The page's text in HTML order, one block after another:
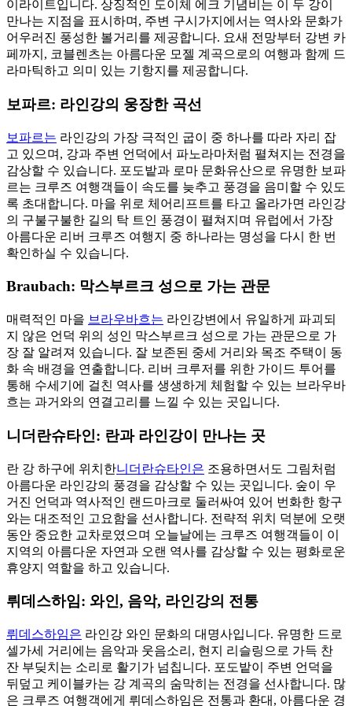
이라이트입니다. 상징적인 도이체 에크 기념비는 이 두 강이
만나는 지점을 표시하며, 주변 구시가지에서는 역사와 문화가
어우러진 풍성한 볼거리를 제공합니다. 요새 전망부터 강변 카
페까지, 코블렌츠는 아름다운 모젤 계곡으로의 여행과 함께 드
라마틱하고 의미 있는 기항지를 제공합니다.
보파르: 라인강의 웅장한 곡선
보파르는 라인강의 가장 극적인 굽이 중 하나를 따라 자리 잡
고 있으며, 강과 주변 언덕에서 파노라마처럼 펼쳐지는 전경을
감상할 수 있습니다. 포도밭과 로마 문화유산으로 유명한 보파
르는 크루즈 여행객들이 속도를 늦추고 풍경을 음미할 수 있도
록 초대합니다. 마을 위로 체어리프트를 타고 올라가면 라인강
의 구불구불한 길의 탁 트인 풍경이 펼쳐지며 유럽에서 가장
아름다운 리버 크루즈 여행지 중 하나라는 명성을 다시 한 번
확인하실 수 있습니다.
Braubach: 막스부르크 성으로 가는 관문
매력적인 마을 브라우바흐는 라인강변에서 유일하게 파괴되
지 않은 언덕 위의 성인 막스부르크 성으로 가는 관문으로 가
장 잘 알려져 있습니다. 잘 보존된 중세 거리와 목조 주택이 동
화 속 배경을 연출합니다. 리버 크루저를 위한 가이드 투어를
통해 수세기에 걸친 역사를 생생하게 체험할 수 있는 브라우바
흐는 과거와의 연결고리를 느낄 수 있는 곳입니다.
니더란슈타인: 란과 라인강이 만나는 곳
란 강 하구에 위치한니더란슈타인은 조용하면서도 그림처럼
아름다운 라인강의 풍경을 감상할 수 있는 곳입니다. 숲이 우
거진 언덕과 역사적인 랜드마크로 둘러싸여 있어 번화한 항구
와는 대조적인 고요함을 선사합니다. 전략적 위치 덕분에 오랫
동안 중요한 교차로였으며 오늘날에는 크루즈 여행객들이 이
지역의 아름다운 자연과 오랜 역사를 감상할 수 있는 평화로운
휴양지 역할을 하고 있습니다.
뤼데스하임: 와인, 음악, 라인강의 전통
뤼데스하임은 라인강 와인 문화의 대명사입니다. 유명한 드로
셀가세 거리에는 음악과 웃음소리, 현지 리슬링으로 가득 찬
잔 부딪치는 소리로 활기가 넘칩니다. 포도밭이 주변 언덕을
뒤덮고 케이블카는 강 계곡의 숨막히는 전경을 선사합니다. 많
은 크루즈 여행객에게 뤼데스하임은 전통과 환대, 아름다운 경